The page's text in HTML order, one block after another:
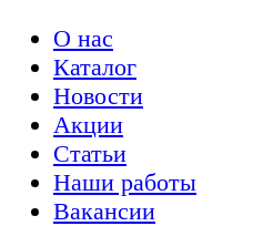
О нас
Каталог
Новости
Акции
Статьи
Наши работы
Вакансии